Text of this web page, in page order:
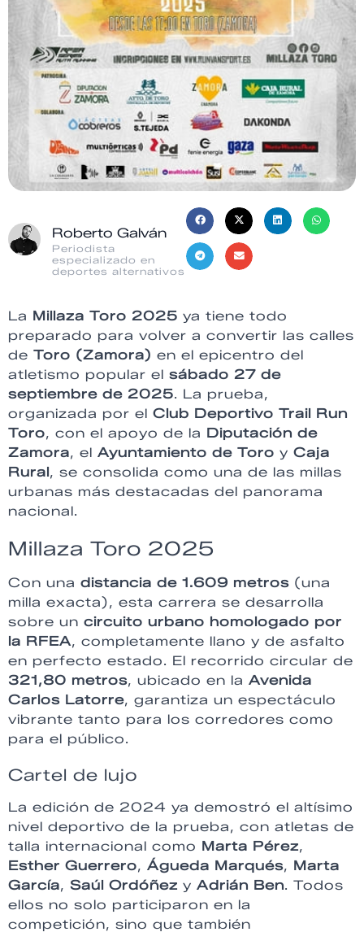
Roberto Galván
Periodista
especializado en
deportes alternativos
La Millaza Toro 2025 ya tiene todo
preparado para volver a convertir las calles
de Toro (Zamora) en el epicentro del
atletismo popular el sábado 27 de
septiembre de 2025. La prueba,
organizada por el Club Deportivo Trail Run
Toro, con el apoyo de la Diputación de
Zamora, el Ayuntamiento de Toro y Caja
Rural , se consolida como una de las millas
urbanas más destacadas del panorama
nacional.
Millaza Toro 2025
Con una distancia de 1.609 metros (una
milla exacta), esta carrera se desarrolla
sobre un circuito urbano homologado por
la RFEA, completamente llano y de asfalto
en perfecto estado. El recorrido circular de
321,80 metros, ubicado en la Avenida
Carlos Latorre, garantiza un espectáculo
vibrante tanto para los corredores como
para el público.
Cartel de lujo
La edición de 2024 ya demostró el altísimo
nivel deportivo de la prueba, con atletas de
talla internacional como Marta Pérez,
Esther Guerrero, Águeda Marqués, Marta
García, Saúl Ordóñez y Adrián Ben. Todos
ellos no solo participaron en la
competición, sino que también